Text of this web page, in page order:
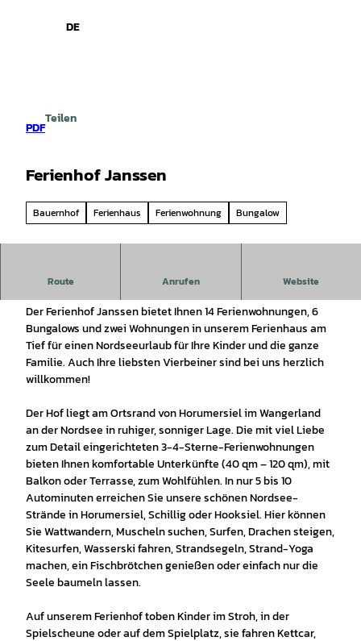
Gebärdensprache
DE
PDF
Teilen
Ferienhof Janssen
Bauernhof Ferienhaus Ferienwohnung Bungalow
Route Anrufen Website
Urlaub auf dem Bauernhof - Moin und herzlich willkommen
Der Ferienhof Janssen bietet Ihnen 14 Ferienwohnungen, 6
Bungalows und zwei Wohnungen in unserem Ferienhaus am
Tief für einen Nordseeurlaub für Ihre Kinder und die ganze
Familie. Auch Ihre liebsten Vierbeiner sind bei uns herzlich
willkommen!
Der Hof liegt am Ortsrand von Horumersiel im Wangerland
an der Nordsee in ruhiger, sonniger Lage. Die mit viel Liebe
zum Detail eingerichteten 3-4-Sterne-Ferienwohnungen
bieten Ihnen komfortable Unterkünfte (40 qm – 120 qm), mit
Balkon oder Terrasse, zum Wohlfühlen. In nur 5 bis 10
Autominuten erreichen Sie unsere schönen Nordsee-
Strände in Horumersiel, Schillig oder Hooksiel. Hier können
Sie Wattwandern, Muscheln suchen, Surfen, Drachen steigen,
Kitesurfen, Wasserski fahren, Strandsegeln, Strand-Yoga
machen, ein Fischbrötchen genießen oder einfach nur die
Seele baumeln lassen.
Auf unserem Ferienhof toben Kinder im Stroh, in der
Spielscheune oder auf dem Spielplatz, sie fahren Kettcar,